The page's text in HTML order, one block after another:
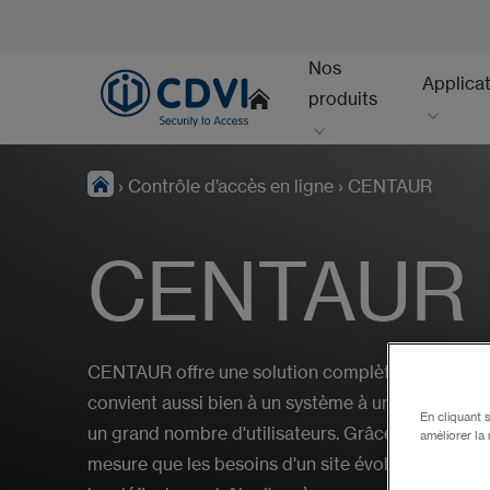
Nos
produits
› Contrôle d’accès en ligne › CENTAUR
CENTAUR
CENTAUR offre une solution complète de
convient aussi bien à un système à une seule
un grand nombre d'utilisateurs. Grâce à sa
mesure que les besoins d'un site évoluent.
En cliquant
améliorer la